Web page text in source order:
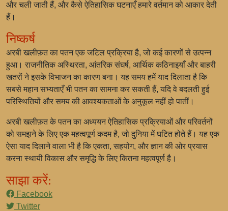
और चली जाती हैं, और कैसे ऐतिहासिक घटनाएँ हमारे वर्तमान को आकार देती
हैं।
निष्कर्ष
अरबी खलीफ़त का पतन एक जटिल प्रक्रिया है, जो कई कारणों से उत्पन्न
हुआ। राजनीतिक अस्थिरता, आंतरिक संघर्ष, आर्थिक कठिनाइयाँ और बाहरी
खतरों ने इसके विभाजन का कारण बना। यह समय हमें याद दिलाता है कि
सबसे महान सभ्यताएँ भी पतन का सामना कर सकती हैं, यदि वे बदलती हुई
परिस्थितियों और समय की आवश्यकताओं के अनुकूल नहीं हो पातीं।
अरबी खलीफ़त के पतन का अध्ययन ऐतिहासिक प्रक्रियाओं और परिवर्तनों
को समझने के लिए एक महत्वपूर्ण कदम है, जो दुनिया में घटित होते हैं। यह एक
ऐसा याद दिलाने वाला भी है कि एकता, सहयोग, और ज्ञान की ओर प्रयास
करना स्थायी विकास और समृद्धि के लिए कितना महत्वपूर्ण है।
साझा करें:
Facebook
Twitter